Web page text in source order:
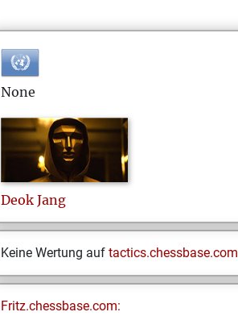
None
Deok Jang
Keine Wertung auf tactics.chessbase.com
Fritz.chessbase.com: